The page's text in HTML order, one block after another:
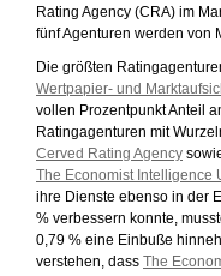
Rating Agency (CRA) im
fünf Agenturen werden von
Die größten
Wertpapier- und
vollen Prozentpunkt Anteil
Ratingagenturen mit
Cerved Rating Agency
The Economist Intelligence
ihre Dienste ebenso in der
% verbessern konnte,
0,79 % eine Einbuße
verstehen, dass The